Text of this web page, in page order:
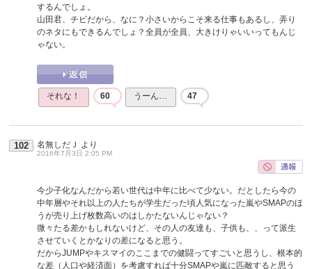
するんでしょ。
山田君、チビだから、なに？小さいからこそ来る仕事もあるし、弄り
のネタにもできるんでしょ？全員が全員、大きけりゃいいってもんじ
ゃない。
それな！ 60 うーん… 47
102 名無しだＪ より
2016年7月3日 2:05 PM
今少子化なんだから若い世代は中年に比べて少ない。だとしたら今の
中年層やそれ以上の人たちが学生だった頃人気になった嵐やSMAPのほ
うが売り上げ枚数高いのはしかたないんじゃない？
微々たる差かもしれないけど、その人の友達も、子供も、、って派生
させていくとかなりの差になると思う。
だからJUMPやキスマイのここまでの健闘ってすごいと思うし、根本的
な差（人口や経済面）を考慮すれば十分SMAPや嵐に匹敵すると思う